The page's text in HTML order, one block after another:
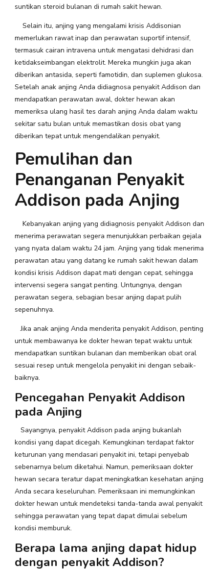
suntikan steroid bulanan di rumah sakit hewan.
Selain itu, anjing yang mengalami krisis Addisonian
memerlukan rawat inap dan perawatan suportif intensif,
termasuk cairan intravena untuk mengatasi dehidrasi dan
ketidakseimbangan elektrolit. Mereka mungkin juga akan
diberikan antasida, seperti famotidin, dan suplemen glukosa.
Setelah anak anjing Anda didiagnosa penyakit Addison dan
mendapatkan perawatan awal, dokter hewan akan
memeriksa ulang hasil tes darah anjing Anda dalam waktu
sekitar satu bulan untuk memastikan dosis obat yang
diberikan tepat untuk mengendalikan penyakit.
Pemulihan dan
Penanganan Penyakit
Addison pada Anjing
Kebanyakan anjing yang didiagnosis penyakit Addison dan
menerima perawatan segera menunjukkan perbaikan gejala
yang nyata dalam waktu 24 jam. Anjing yang tidak menerima
perawatan atau yang datang ke rumah sakit hewan dalam
kondisi krisis Addison dapat mati dengan cepat, sehingga
intervensi segera sangat penting. Untungnya, dengan
perawatan segera, sebagian besar anjing dapat pulih
sepenuhnya.
Jika anak anjing Anda menderita penyakit Addison, penting
untuk membawanya ke dokter hewan tepat waktu untuk
mendapatkan suntikan bulanan dan memberikan obat oral
sesuai resep untuk mengelola penyakit ini dengan sebaik-
baiknya.
Pencegahan Penyakit Addison
pada Anjing
Sayangnya, penyakit Addison pada anjing bukanlah
kondisi yang dapat dicegah. Kemungkinan terdapat faktor
keturunan yang mendasari penyakit ini, tetapi penyebab
sebenarnya belum diketahui. Namun, pemeriksaan dokter
hewan secara teratur dapat meningkatkan kesehatan anjing
Anda secara keseluruhan. Pemeriksaan ini memungkinkan
dokter hewan untuk mendeteksi tanda-tanda awal penyakit
sehingga perawatan yang tepat dapat dimulai sebelum
kondisi memburuk.
Berapa lama anjing dapat hidup
dengan penyakit Addison?